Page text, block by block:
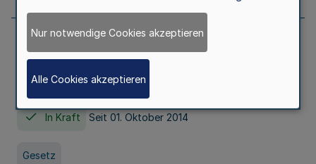
Gesetz über die Hochschulen des Landes
Nordrhein-Westfalen (Hochschulgesetz -
HG)
In Kraft Seit 01. Oktober 2014
Gesetz
Nur notwendige Cookies akzeptieren
Alle Cookies akzeptieren